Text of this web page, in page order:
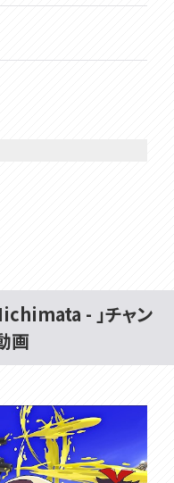
」リリース！
- 」チャン
画